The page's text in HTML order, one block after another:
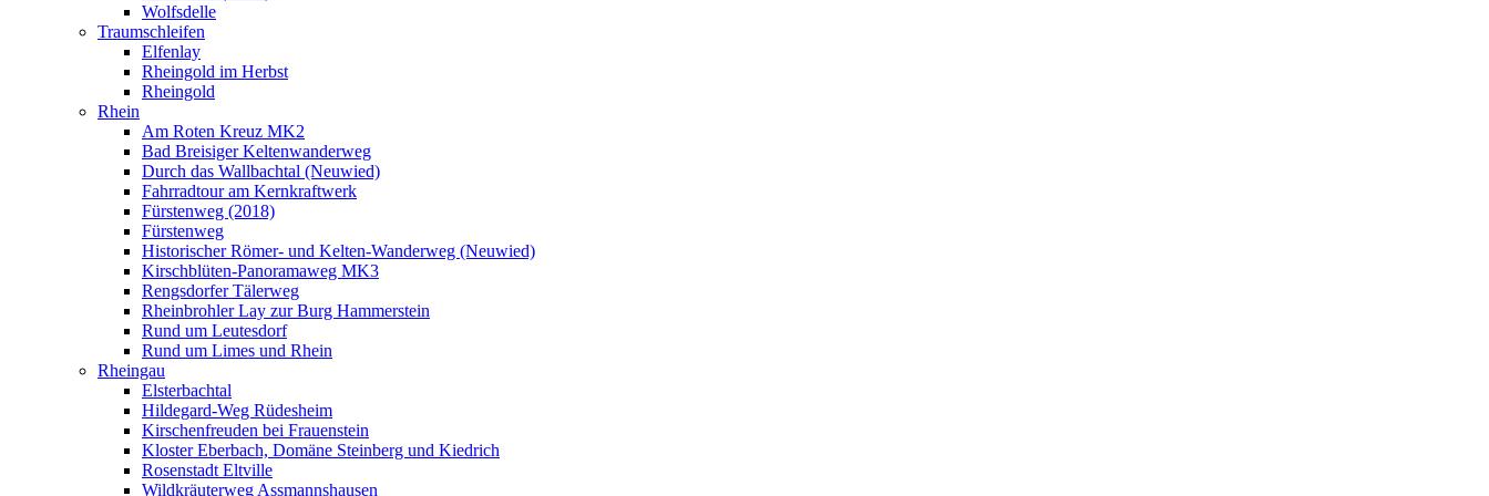
Wolfsdelle
Traumschleifen
Elfenlay
Rheingold im Herbst
Rheingold
Rhein
Am Roten Kreuz MK2
Bad Breisiger Keltenwanderweg
Durch das Wallbachtal (Neuwied)
Fahrradtour am Kernkraftwerk
Fürstenweg (2018)
Fürstenweg
Historischer Römer- und Kelten-Wanderweg (Neuwied)
Kirschblüten-Panoramaweg MK3
Rengsdorfer Tälerweg
Rheinbrohler Lay zur Burg Hammerstein
Rund um Leutesdorf
Rund um Limes und Rhein
Rheingau
Elsterbachtal
Hildegard-Weg Rüdesheim
Kirschenfreuden bei Frauenstein
Kloster Eberbach, Domäne Steinberg und Kiedrich
Rosenstadt Eltville
Wildkräuterweg Assmannshausen